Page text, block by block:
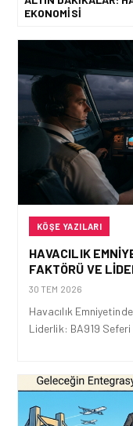
EKONOMISI
KÖŞE YAZILARI
HAVACILIK
FAKTÖRÜ VE
30 TEM 2026
Havacılık
Liderlik: BA919 Seferi